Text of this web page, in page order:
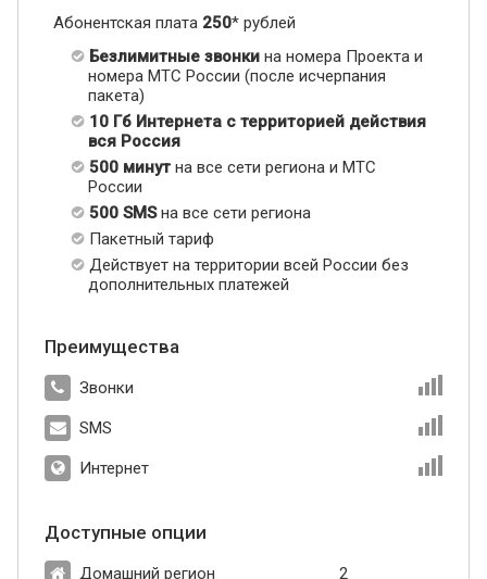
Абонентская плата 250* рублей
Безлимитные звонки на номера Проекта и
номера МТС России (после исчерпания
пакета)
10 Гб Интернета с территорией действия
вся Россия
500 минут на все сети региона и МТС
России
500 SMSна все сети региона
Пакетный тариф
Действует на территории всей России без
дополнительных платежей
Преимущества
Звонки
SMS
Интернет
Доступные опции
Домашний регион 2